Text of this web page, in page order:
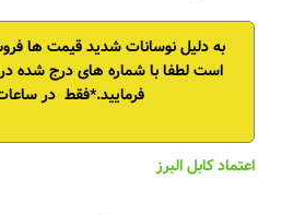
به دلیل نوسانات شدید قیمت ها
است لطفا با شماره های درج
فرمایید.*فقط در
اعتماد کابل البرز